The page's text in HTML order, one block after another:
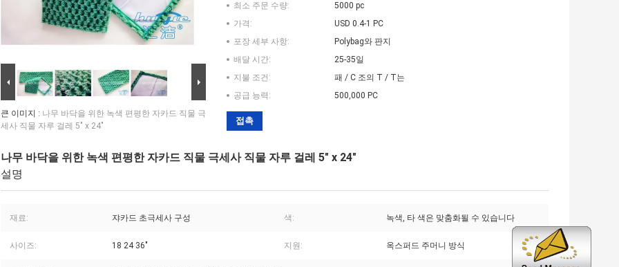
큰 이미지 : 나무 바닥을 위한 녹색 편평한 자카드 직물 극
세사 직물 자루 걸레 5" x 24"
최소 주문 수량:
5000 pc
가격:
USD 0.4-1 PC
포장 세부 사항:
Polybag와 판지
배달 시간:
25-35일
지불 조건:
패 / C 조의 T / T는
공급 능력:
500,000 PC
접촉
나무 바닥을 위한 녹색 편평한 자카드 직물 극세사 직물 자루 걸레 5" x 24"
설명
재료: 쟈카드 초극세사 구성 색: 녹색, 타 색은 맞춤화될 수 있습니다
사이즈: 18 24 36" 지원: 옥스퍼드 주머니 방식